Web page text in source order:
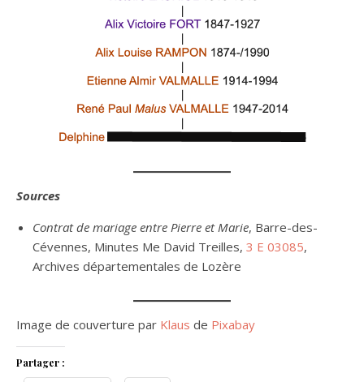
Sources
Contrat de mariage entre Pierre et Marie, Barre-des-
Cévennes, Minutes Me David Treilles, 3 E 03085,
Archives départementales de Lozère
Image de couverture par Klaus de Pixabay
Partager :